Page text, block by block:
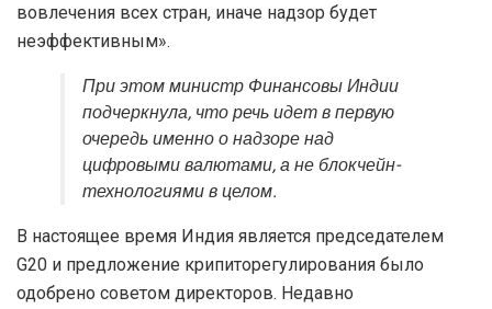
вовлечения всех стран, иначе надзор будет
неэффективным».
При этом министр Финансовы Индии
подчеркнула, что речь идет в первую
очередь именно о надзоре над
цифровыми валютами, а не блокчейн-
технологиями в целом.
В настоящее время Индия является председателем
G20 и предложение крипиторегулирования было
одобрено советом директоров. Недавно